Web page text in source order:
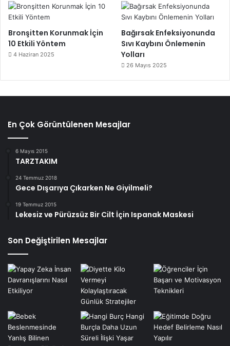
Bronşitten Korunmak İçin
10 Etkili Yöntem
4 Haziran 2025
Bağırsak Enfeksiyonunda
Sıvı Kaybını Önlemenin
Yolları
26 Mayıs 2025
En Çok Görüntülenen Mesajlar
6 Mayıs 2015
TARZTAKIM
24 Temmuz 2018
Gece Dışarıya Çıkarken Ne Giyilmeli?
19 Temmuz 2015
Lekesiz ve Pürüzsüz Bir Cilt İçin Ispanak Maskesi
Son Değiştirilen Mesajlar